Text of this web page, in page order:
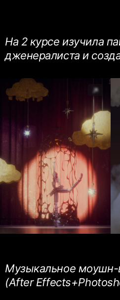
На 2 курсе изучила
дженералиста и
Музыкальное моушн-
(After